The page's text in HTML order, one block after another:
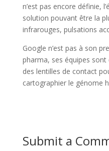
n’est pas encore définie,
solution pouvant être la
infrarouges, pulsations
Google n’est pas à son
pharma, ses équipes
des lentilles de contact
cartographier le génome
Submit a